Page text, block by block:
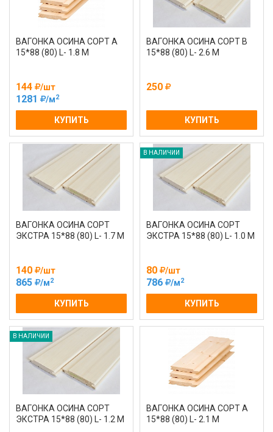
ВАГОНКА ОСИНА СОРТ А
15*88 (80) L- 1.8 М
144 /шт
1281 /м2
КУПИТЬ
ВАГОНКА ОСИНА СОРТ В
15*88 (80) L- 2.6 М
250
КУПИТЬ
ВАГОНКА ОСИНА СОРТ
ЭКСТРА 15*88 (80) L- 1.7 М
140 /шт
865 /м2
КУПИТЬ
В НАЛИЧИИ
ВАГОНКА ОСИНА СОРТ
ЭКСТРА 15*88 (80) L- 1.0 М
80 /шт
786 /м2
КУПИТЬ
В НАЛИЧИИ
ВАГОНКА ОСИНА СОРТ
ЭКСТРА 15*88 (80) L- 1.2 М
ВАГОНКА ОСИНА СОРТ А
15*88 (80) L- 2.1 М